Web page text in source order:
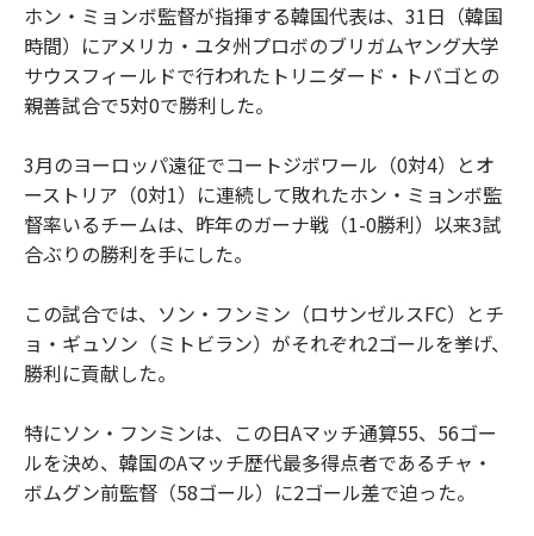
ホン・ミョンボ監督が指揮する韓国代表は、31日（韓国
時間）にアメリカ・ユタ州プロボのブリガムヤング大学
サウスフィールドで行われたトリニダード・トバゴとの
親善試合で5対0で勝利した。
3月のヨーロッパ遠征でコートジボワール（0対4）とオ
ーストリア（0対1）に連続して敗れたホン・ミョンボ監
督率いるチームは、昨年のガーナ戦（1-0勝利）以来3試
合ぶりの勝利を手にした。
この試合では、ソン・フンミン（ロサンゼルスFC）とチ
ョ・ギュソン（ミトビラン）がそれぞれ2ゴールを挙げ、
勝利に貢献した。
特にソン・フンミンは、この日Aマッチ通算55、56ゴー
ルを決め、韓国のAマッチ歴代最多得点者であるチャ・
ボムグン前監督（58ゴール）に2ゴール差で迫った。